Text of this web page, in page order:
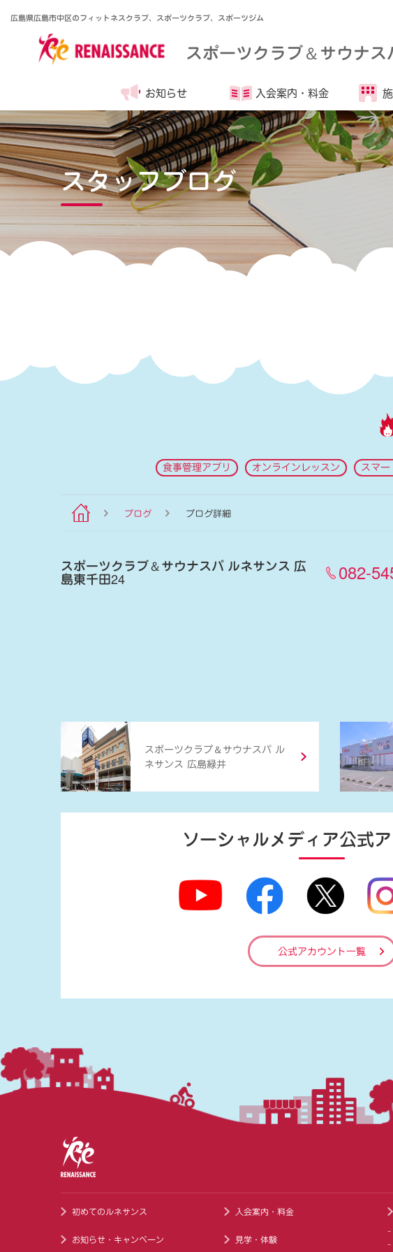
広島県広島市中区のフィットネスクラブ、スポーツクラブ、スポーツジム
スポーツクラブ＆サウナ
お知らせ 入会案内・ 料金
スタッフブログ
食事管理アプリ オンラインレッスン スマー
ブログ ブログ詳細
スポーツクラブ＆サウナスパ ルネサンス 広
島東千田24 082-
スポーツクラブ ＆ サウナスパ ル
ネサンス 広島緑井
ソーシャルメディア公式
公式アカウント一覧
初めてのルネサンス
お知らせ・キャンペーン
入会案内・料金
見学・体験